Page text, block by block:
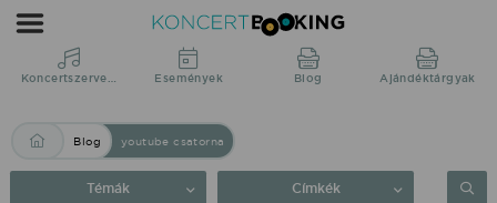
Blog:
youtube
csatorna
KoncertBooking
Közvetlenül
Koncertszervezés Események Blog Ajándéktárgyak
Blog youtube csatorna
Témák Címkék